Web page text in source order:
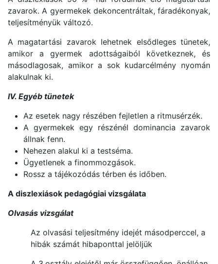
zavarok. A gyermekek dekoncentráltak, fáradékonyak,
teljesítményük változó.
A magatartási zavarok lehetnek elsődleges tünetek,
amikor a gyermek adottságaiból következnek, és
másodlagosak, amikor a sok kudarcélmény nyomán
alakulnak ki.
IV. Egyéb tünetek
Az esetek nagy részében fejletlen a ritmusérzék.
A gyermekek egy részénél dominancia zavarok
állnak fenn.
Nehezen alakul ki a testséma.
Ügyetlenek a finommozgások.
Rossz a tájékozódás térben és időben.
A diszlexiások pedagógiai vizsgálata
Olvasás vizsgálat
Az olvasási teljesítmény idejét másodperccel, a
hibák számát hibaponttal jelöljük